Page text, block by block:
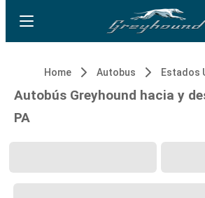
Home Autobus Estados
Autobús Greyhound hacia y
PA